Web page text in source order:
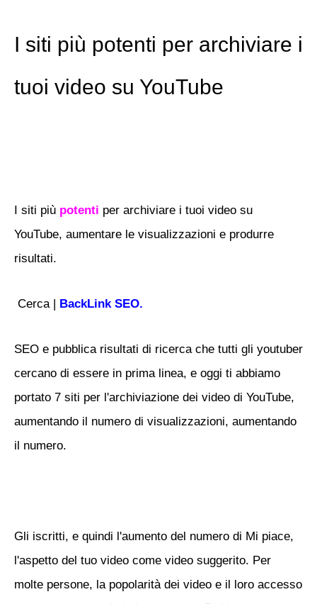
I siti più potenti per archiviare i
tuoi video su YouTube
I siti più potenti per archiviare i tuoi video su
YouTube, aumentare le visualizzazioni e produrre
risultati.
Cerca | BackLink SEO.
SEO e pubblica risultati di ricerca che tutti gli youtuber
cercano di essere in prima linea, e oggi ti abbiamo
portato 7 siti per l'archiviazione dei video di YouTube,
aumentando il numero di visualizzazioni, aumentando
il numero.
Gli iscritti, e quindi l'aumento del numero di Mi piace,
l'aspetto del tuo video come video suggerito. Per
molte persone, la popolarità dei video e il loro accesso